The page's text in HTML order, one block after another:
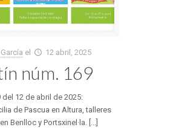
el 12 abril, 2025
núm. 169
del 12 de abril de 2025:
de Pascua en Altura, talleres
Benlloc y Portsxinel·la. [...]